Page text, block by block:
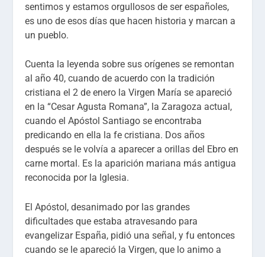
sentimos y estamos orgullosos de ser españoles,
es uno de esos días que hacen historia y marcan a
un pueblo.
Cuenta la leyenda sobre sus orígenes se remontan
al año 40, cuando de acuerdo con la tradición
cristiana el 2 de enero la Virgen María se apareció
en la “Cesar Agusta Romana”, la Zaragoza actual,
cuando el Apóstol Santiago se encontraba
predicando en ella la fe cristiana. Dos años
después se le volvía a aparecer a orillas del Ebro en
carne mortal. Es la aparición mariana más antigua
reconocida por la Iglesia.
El Apóstol, desanimado por las grandes
dificultades que estaba atravesando para
evangelizar España, pidió una señal, y fu entonces
cuando se le apareció la Virgen, que lo animo a